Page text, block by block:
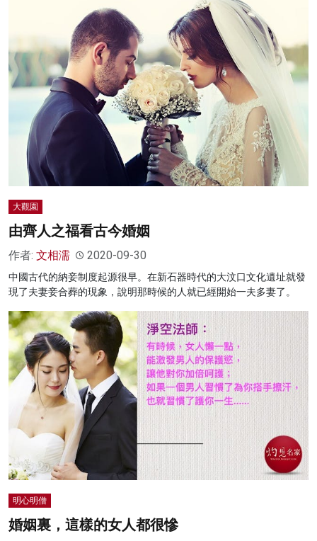
大觀園
由齊人之福看古今婚姻
作者: 文相濡 2020-09-30
中國古代的納妾制度起源很早。在新石器時代的大汶口文化遺址就發
現了夫妻妾合葬的現象，說明那時候的人就已經開始一夫多妻了。
明心明僧
婚姻裏，這樣的女人都很慘